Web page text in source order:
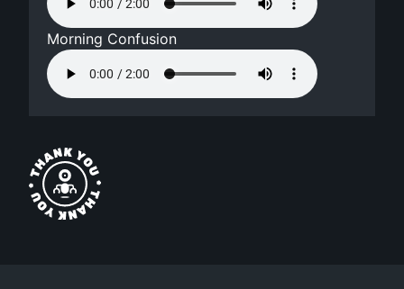
Morning Confusion